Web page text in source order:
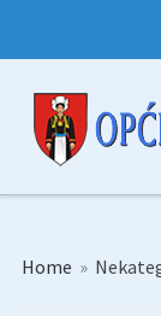
Home »